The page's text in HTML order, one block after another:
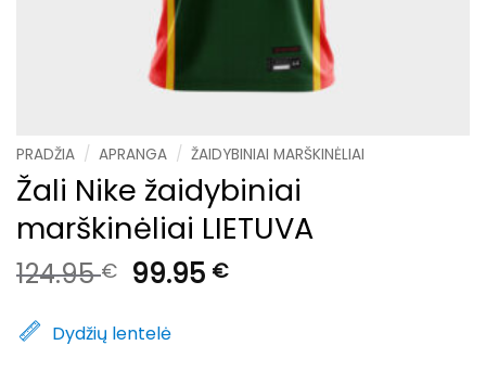
PRADŽIA / APRANGA / ŽAIDYBINIAI MARŠKINĖLIAI
Žali Nike žaidybiniai
marškinėliai LIETUVA
124.95€ Original
was:
124.95 €.
99.95 €Current
Dydžių lentelė